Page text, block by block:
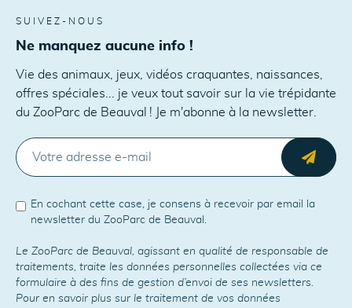
SUIVEZ-NOUS
Ne manquez aucune info !
Vie des animaux, jeux, vidéos craquantes, naissances,
offres spéciales... je veux tout savoir sur la vie trépidante
du ZooParc de Beauval ! Je m'abonne à la newsletter.
En cochant cette case, je consens à recevoir par email la
newsletter du ZooParc de Beauval.
Le ZooParc de Beauval, agissant en qualité de responsable de
traitements, traite les données personnelles collectées via ce
formulaire à des fins de gestion d’envoi de ses newsletters.
Pour en savoir plus sur le traitement de vos données